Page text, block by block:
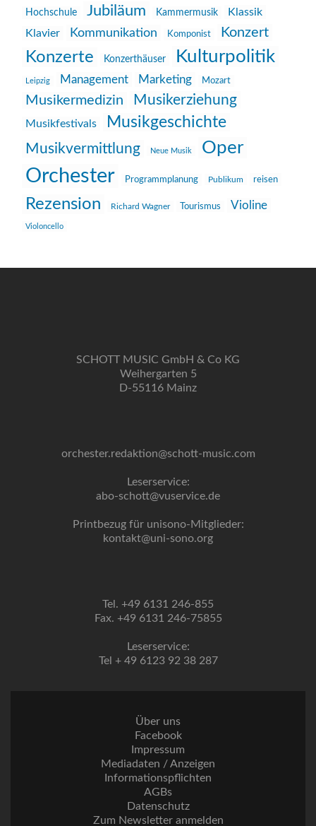
Hochschule Jubiläum Kammermusik
Klassik
Klavier
Kommunikation Komponist Konzert
Konzerte Konzerthäuser Kulturpolitik
Leipzig Management Marketing Mozart
Musikermedizin Musikerziehung
Musikfestivals Musikgeschichte
Musikvermittlung Neue Musik Oper
Orchester Programmplanung Publikum reisen
Rezension Richard Wagner Tourismus Violine
Violoncello
SCHOTT MUSIC GmbH & Co KG
Weihergarten 5
D-55116 Mainz
orchester.redaktion@schott-music.com
Leserservice:
abo-schott@vuservice.de
Printbezug für unisono-Mitglieder:
kontakt@uni-sono.org
Tel. +49 6131 246-855
Fax. +49 6131 246-75855
Leserservice:
Tel + 49 6123 92 38 287
Über uns
Facebook
Impressum
Mediadaten / Anzeigen
Informationspflichten
AGBs
Datenschutz
Zum Newsletter anmelden